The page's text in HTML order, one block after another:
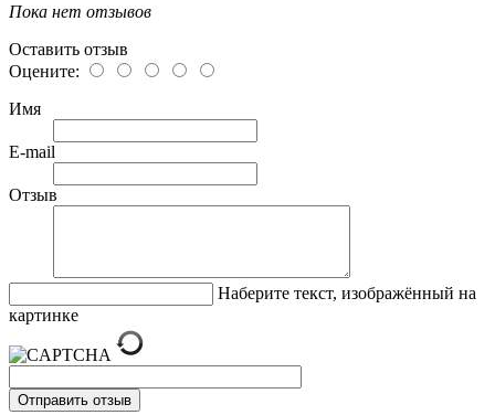
Пока нет отзывов
Оставить отзыв
Оцените:
Имя
E-mail
Отзыв
Наберите текст, изображённый на
картинке